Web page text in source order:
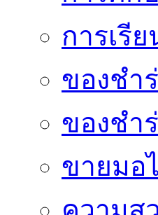
การเรี
ของชำ
ของชำ
ขายมอ